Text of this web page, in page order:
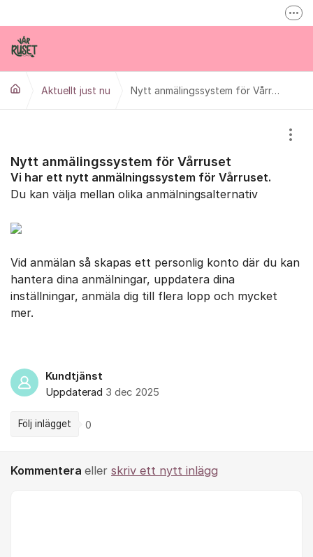
info@varruset.se
Aktuellt just nu Nytt anmälingssystem för Vårruset
Nytt anmälingssystem för Vårruset
Vi har ett nytt anmälningssystem för Vårruset.
Du kan välja mellan olika anmälningsalternativ
Vid anmälan så skapas ett personlig konto där du kan
hantera dina anmälningar, uppdatera dina
inställningar, anmäla dig till flera lopp och mycket
mer.
Kundtjänst
Uppdaterad 3 dec 2025
Följ inlägget 0
Kommentera eller skriv ett nytt inlägg